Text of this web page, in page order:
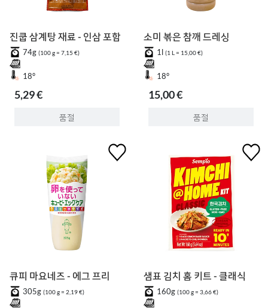
진쿱 삼계탕 재료 - 인삼 포함
74g (100 g = 7,15 €)
18°
5,29 €
품절
소미 볶은 참깨 드레싱
1l (1 L = 15,00 €)
18°
15,00 €
품절
큐피 마요네즈 - 에그 프리
305g (100 g = 2,19 €)
샘표 김치 홈 키트 - 클래식
160g (100 g = 3,66 €)